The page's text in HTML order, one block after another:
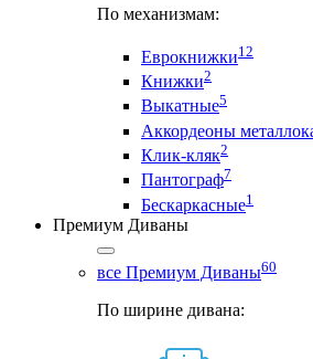
По механизмам:
Еврокнижки12
Книжки2
Выкатные5
Аккордеоны
Клик-кляк2
Пантограф7
Бескаркасные1
Премиум Диваны
все Премиум Диваны60
По ширине дивана: